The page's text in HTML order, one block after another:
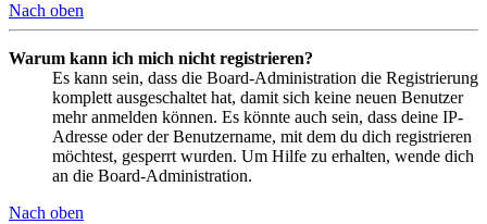
Nach oben
Warum kann ich mich nicht registrieren?
Es kann sein, dass die Board-Administration die Registrierung
komplett ausgeschaltet hat, damit sich keine neuen Benutzer
mehr anmelden können. Es könnte auch sein, dass deine IP-
Adresse oder der Benutzername, mit dem du dich registrieren
möchtest, gesperrt wurden. Um Hilfe zu erhalten, wende dich
an die Board-Administration.
Nach oben